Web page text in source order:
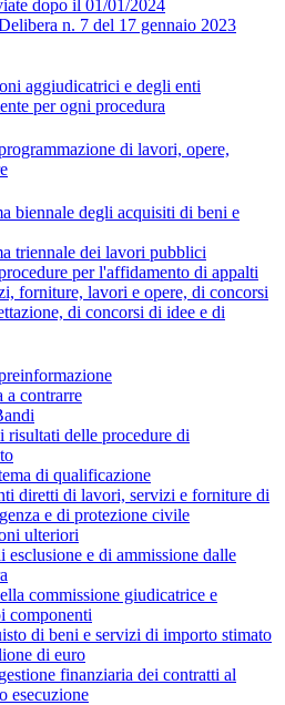
dopo il 01/01/2024
n. 7 del 17 gennaio 2023
aggiudicatrici e degli enti
per ogni procedura
di lavori, opere,
biennale degli acquisiti di beni e
triennale dei lavori pubblici
per l'affidamento di appalti
forniture, lavori e opere, di concorsi
di concorsi di idee e di
a contrarre
risultati delle procedure di
di qualificazione
diretti di lavori, servizi e forniture di
e di protezione civile
ulteriori
esclusione e di ammissione dalle
commissione giudicatrice e
componenti
di beni e servizi di importo stimato
di euro
finanziaria dei contratti al
esecuzione